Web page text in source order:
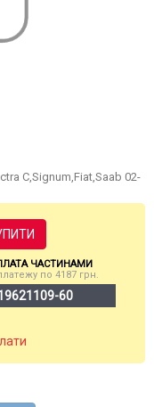
C,Signum,Fiat,Saab 02-
ЧАСТИНАМИ
по 4187 грн.
60